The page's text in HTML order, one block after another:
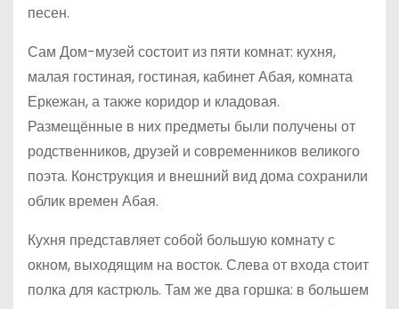
песен.
Сам Дом-музей состоит из пяти комнат: кухня,
малая гостиная, гостиная, кабинет Абая, комната
Еркежан, а также коридор и кладовая.
Размещённые в них предметы были получены от
родственников, друзей и современников великого
поэта. Конструкция и внешний вид дома сохранили
облик времен Абая.
Кухня представляет собой большую комнату с
окном, выходящим на восток. Слева от входа стоит
полка для кастрюль. Там же два горшка: в большем